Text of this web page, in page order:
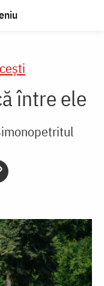
între ele